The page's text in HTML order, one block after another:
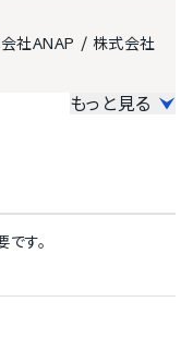
社ANAP / 株式会社
社ANAP
もっと見る
です。